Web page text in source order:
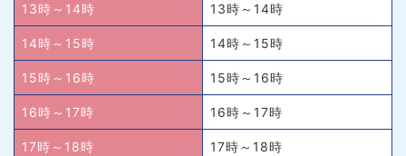
13時～14時 13時～14時
14時～15時 14時～15時
15時～16時 15時～16時
16時～17時 16時～17時
17時～18時 17時～18時